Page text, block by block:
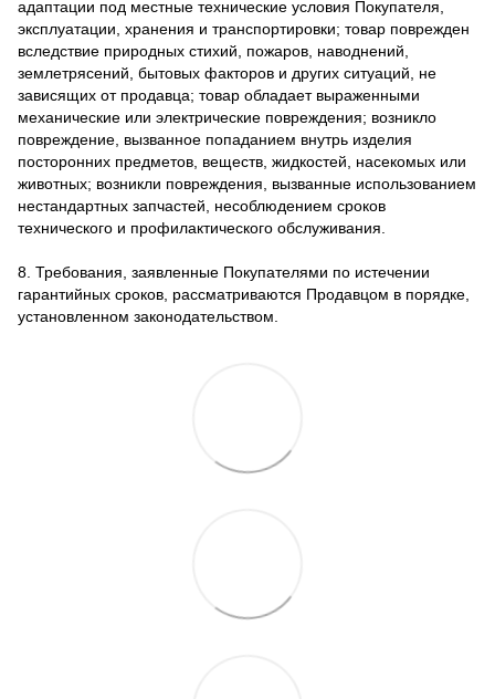
адаптации под местные технические условия Покупателя,
эксплуатации, хранения и транспортировки; товар поврежден
вследствие природных стихий, пожаров, наводнений,
землетрясений, бытовых факторов и других ситуаций, не
зависящих от продавца; товар обладает выраженными
механические или электрические повреждения; возникло
повреждение, вызванное попаданием внутрь изделия
посторонних предметов, веществ, жидкостей, насекомых или
животных; возникли повреждения, вызванные использованием
нестандартных запчастей, несоблюдением сроков
технического и профилактического обслуживания.
8. Требования, заявленные Покупателями по истечении
гарантийных сроков, рассматриваются Продавцом в порядке,
установленном законодательством.